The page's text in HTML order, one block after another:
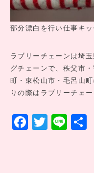
部分漂白を行い仕事キ
ラブリーチェーンは埼
グチェーンで、秩父市
町・東松山市・毛呂山
りの際はラブリーチェ
F
a
T
w
Li
n